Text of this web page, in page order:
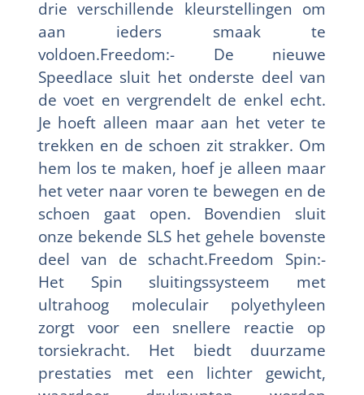
drie verschillende kleurstellingen om
aan ieders smaak te
voldoen.Freedom:- De nieuwe
Speedlace sluit het onderste deel van
de voet en vergrendelt de enkel echt.
Je hoeft alleen maar aan het veter te
trekken en de schoen zit strakker. Om
hem los te maken, hoef je alleen maar
het veter naar voren te bewegen en de
schoen gaat open. Bovendien sluit
onze bekende SLS het gehele bovenste
deel van de schacht.Freedom Spin:-
Het Spin sluitingssysteem met
ultrahoog moleculair polyethyleen
zorgt voor een snellere reactie op
torsiekracht. Het biedt duurzame
prestaties met een lichter gewicht,